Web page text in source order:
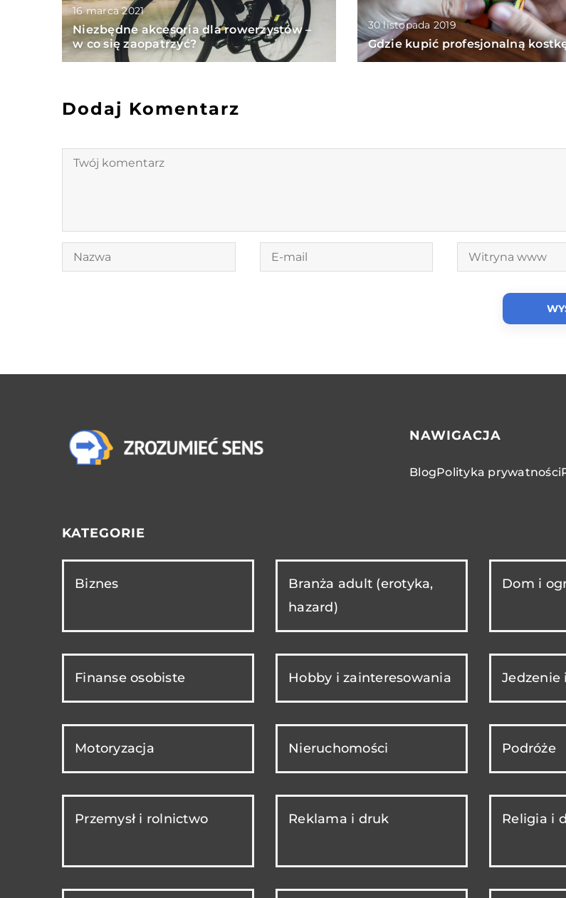
16 marca 2021
Niezbędne akcesoria dla rowerzystów –
w co się zaopatrzyć?
30 listopada 2019
Gdzie kupić profesjonalną
Dodaj Komentarz
NAWIGACJA
BlogPolityka prywatności
KATEGORIE
Biznes
Branża adult (erotyka,
hazard)
Dom i
Finanse osobiste Hobby i zainteresowania Jedzenie
Motoryzacja Nieruchomości Podróże
Przemysł i rolnictwo Reklama i druk Religia i